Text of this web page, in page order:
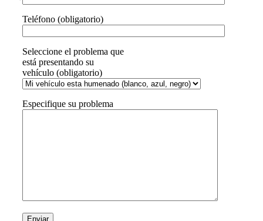
Teléfono (obligatorio)
Seleccione el problema que
está presentando su
vehículo (obligatorio)
Especifique su problema